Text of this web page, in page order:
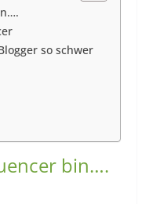
so schwer
bin….